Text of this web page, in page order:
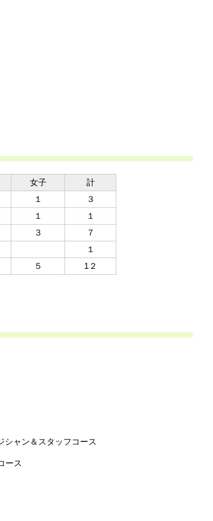
女子
計
１
３
１
１
３
７
１
５ 1２
ャン＆スタッフコース
ース